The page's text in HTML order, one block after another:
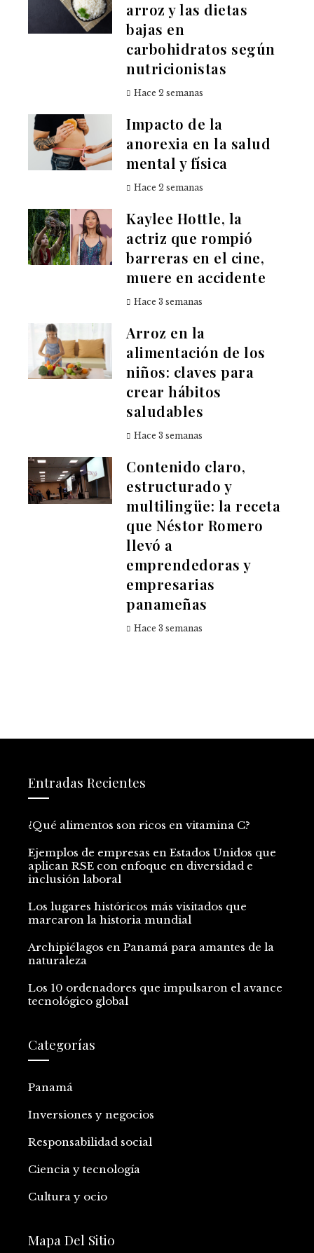
arroz y las dietas
bajas en
carbohidratos según
nutricionistas
Hace 2 semanas
Impacto de la
anorexia en la salud
mental y física
Hace 2 semanas
Kaylee Hottle, la
actriz que rompió
barreras en el cine,
muere en accidente
Hace 3 semanas
Arroz en la
alimentación de los
niños: claves para
crear hábitos
saludables
Hace 3 semanas
Contenido claro,
estructurado y
multilingüe: la receta
que Néstor Romero
llevó a
emprendedoras y
empresarias
panameñas
Hace 3 semanas
Entradas Recientes
¿Qué alimentos son ricos en vitamina C?
Ejemplos de empresas en Estados Unidos que
aplican RSE con enfoque en diversidad e
inclusión laboral
Los lugares históricos más visitados que
marcaron la historia mundial
Archipiélagos en Panamá para amantes de la
naturaleza
Los 10 ordenadores que impulsaron el avance
tecnológico global
Categorías
Panamá
Inversiones y negocios
Responsabilidad social
Ciencia y tecnología
Cultura y ocio
Mapa Del Sitio